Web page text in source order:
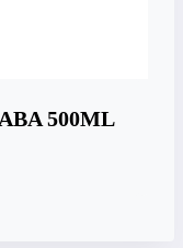
500ML